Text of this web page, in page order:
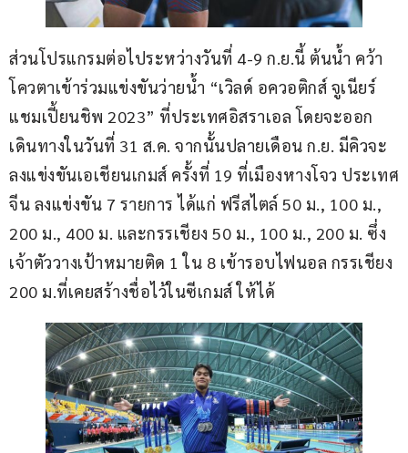
ส่วนโปรแกรมต่อไประหว่างวันที่ 4-9 ก.ย.นี้ ต้นน้ำ คว้า
โควตาเข้าร่วมแข่งขันว่ายน้ำ “เวิลด์ อควอติกส์ จูเนียร์
แชมเปี้ยนชิพ 2023” ที่ประเทศอิสราเอล โดยจะออก
เดินทางในวันที่ 31 ส.ค. จากนั้นปลายเดือน ก.ย. มีคิวจะ
ลงแข่งขันเอเชียนเกมส์ ครั้งที่ 19 ที่เมืองหางโจว ประเทศ
จีน ลงแข่งขัน 7 รายการ ได้แก่ ฟรีสไตล์ 50 ม., 100 ม.,
200 ม., 400 ม. และกรรเชียง 50 ม., 100 ม., 200 ม. ซึ่ง
เจ้าตัววางเป้าหมายติด 1 ใน 8 เข้ารอบไฟนอล กรรเชียง
200 ม.ที่เคยสร้างชื่อไว้ในซีเกมส์ ให้ได้